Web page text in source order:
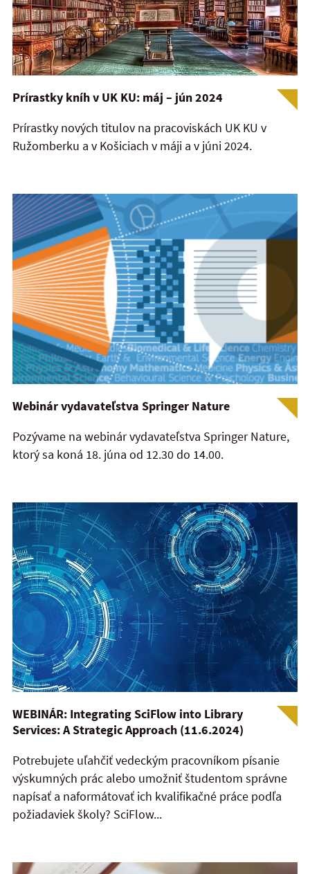
Prírastky kníh v UK KU: máj – jún 2024
Prírastky nových titulov na pracoviskách UK KU v
Ružomberku a v Košiciach v máji a v júni 2024.
Webinár vydavateľstva Springer Nature
Pozývame na webinár vydavateľstva Springer Nature,
ktorý sa koná 18. júna od 12.30 do 14.00.
WEBINÁR: Integrating SciFlow into Library
Services: A Strategic Approach (11.6.2024)
Potrebujete uľahčiť vedeckým pracovníkom písanie
výskumných prác alebo umožniť študentom správne
napísať a naformátovať ich kvalifikačné práce podľa
požiadaviek školy? SciFlow...